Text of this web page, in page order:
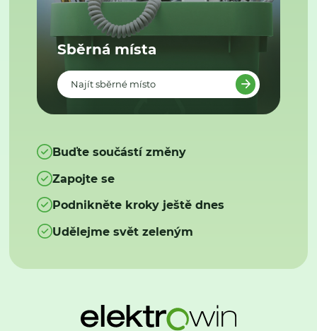
Sběrná místa
Najít sběrné místo
Buďte součástí změny
Zapojte se
Podnikněte kroky ještě dnes
Udělejme svět zeleným